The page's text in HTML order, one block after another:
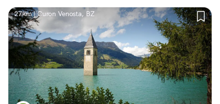
27km | Curon Venosta, BZ